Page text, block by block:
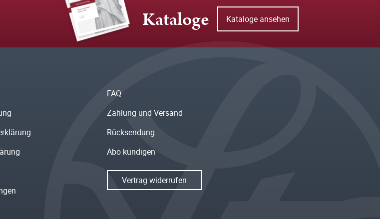
Kataloge Kataloge ansehen
FAQ
Zahlung und Versand
Rücksendung
Abo kündigen
Vertrag widerrufen